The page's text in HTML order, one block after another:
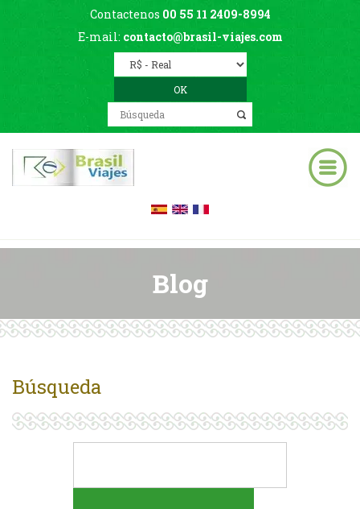
Contactenos 00 55 11 2409-8994
E-mail: contacto@brasil-viajes.com
Blog
Búsqueda